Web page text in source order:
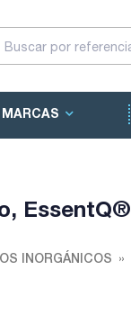
MARCAS
EssentQ®
INORGÁNICOS